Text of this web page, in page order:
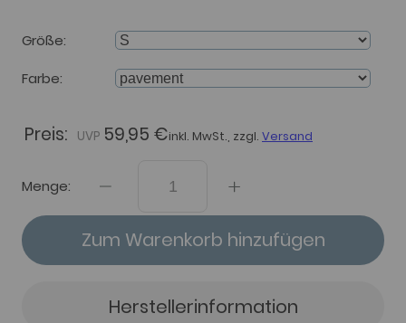
Größe
Farbe
Preis: 59,95 €inkl. MwSt., zzgl. Versand
Menge:
Zum Warenkorb hinzufügen
Herstellerinformation